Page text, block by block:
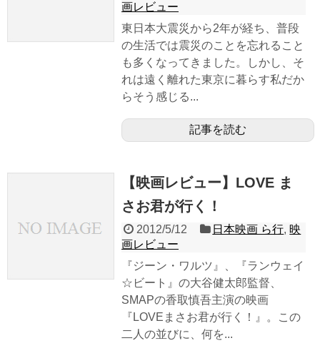
画レビュー
東日本大震災から2年が経ち、普段
の生活では震災のことを忘れること
も多くなってきました。しかし、そ
れは遠く離れた東京に暮らす私だか
らそう感じる...
記事を読む
【映画レビュー】LOVE ま
さお君が行く！
2012/5/12 日本映画 ら行, 映
画レビュー
『ジーン・ワルツ』、『ランウェイ
☆ビート』の大谷健太郎監督、
SMAPの香取慎吾主演の映画
『LOVEまさお君が行く！』。この
二人の並びに、何を...